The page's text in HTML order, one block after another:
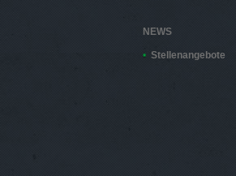
NEWS
Stellenangebote